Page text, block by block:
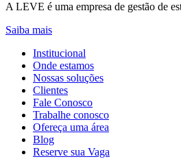
A LEVE é uma empresa de gestão de
Saiba mais
Institucional
Onde estamos
Nossas soluções
Clientes
Fale Conosco
Trabalhe conosco
Ofereça uma área
Blog
Reserve sua Vaga